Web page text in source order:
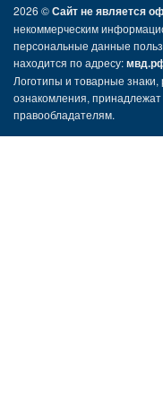
2026 ©Сайт не является
некоммерческим
персональные данные
находится по адресу:
Логотипы и товарные
ознакомления,
правообладателям.